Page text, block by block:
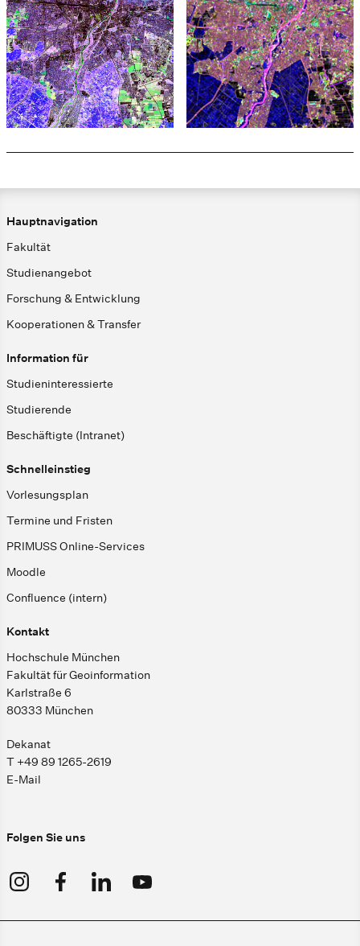
Hauptnavigation
Fakultät
Studienangebot
Forschung & Entwicklung
Kooperationen & Transfer
Information für
Studieninteressierte
Studierende
Beschäftigte (Intranet)
Schnelleinstieg
Vorlesungsplan
Termine und Fristen
PRIMUSS Online-Services
Moodle
Confluence (intern)
Kontakt
Hochschule München
Fakultät für Geoinformation
Karlstraße 6
80333 München
Dekanat
T +49 89 1265-2619
E-Mail
Folgen Sie uns